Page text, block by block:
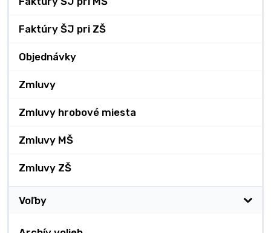
Faktúry ŠJ pri ZŠ
Objednávky
Zmluvy
Zmluvy hrobové miesta
Zmluvy MŠ
Zmluvy ZŠ
Voľby